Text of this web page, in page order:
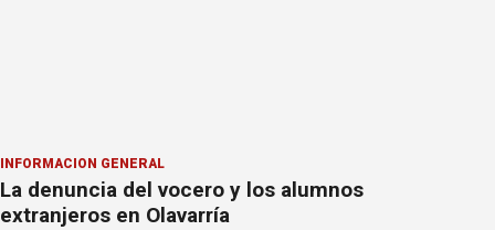
INFORMACION GENERAL
La denuncia del vocero y los alumnos
extranjeros en Olavarría